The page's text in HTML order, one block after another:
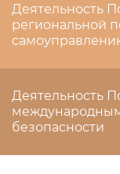
Деятельность
региональной
Деятельность
безопасности